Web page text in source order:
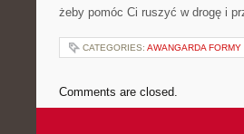
żeby pomóc Ci ruszyć w drogę i
CATEGORIES: AWANGARDA FORMY
Comments are closed.